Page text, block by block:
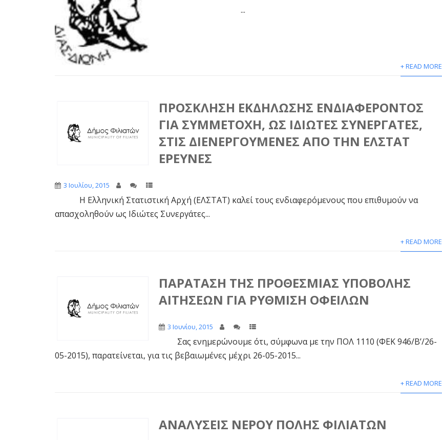
...
+ READ MORE
ΠΡΟΣΚΛΗΣΗ ΕΚΔΗΛΩΣΗΣ ΕΝΔΙΑΦΕΡΟΝΤΟΣ
ΓΙΑ ΣΥΜΜΕΤΟΧΗ, ΩΣ ΙΔΙΩΤΕΣ ΣΥΝΕΡΓΑΤΕΣ,
ΣΤΙΣ ΔΙΕΝΕΡΓΟΥΜΕΝΕΣ ΑΠΟ ΤΗΝ ΕΛΣΤΑΤ
ΕΡΕΥΝΕΣ
3 Ιουλίου, 2015
Η Ελληνική Στατιστική Αρχή (ΕΛΣΤΑΤ) καλεί τους ενδιαφερόμενους που επιθυμούν να
απασχοληθούν ως Ιδιώτες Συνεργάτες...
+ READ MORE
ΠΑΡΑΤΑΣΗ ΤΗΣ ΠΡΟΘΕΣΜΙΑΣ ΥΠΟΒΟΛΗΣ
ΑΙΤΗΣEΩΝ ΓΙΑ ΡΥΘΜΙΣΗ ΟΦΕΙΛΩΝ
3 Ιουνίου, 2015
Σας ενημερώνουμε ότι, σύμφωνα με την ΠΟΛ 1110 (ΦΕΚ 946/Β’/26-
05-2015), παρατείνεται, για τις βεβαιωμένες μέχρι 26-05-2015...
+ READ MORE
ΑΝΑΛΥΣΕΙΣ ΝΕΡΟΥ ΠΟΛΗΣ ΦΙΛΙΑΤΩΝ